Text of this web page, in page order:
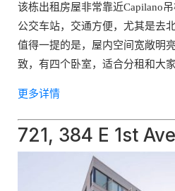
该栋出租房屋非常靠近Capilano
公交车站，交通方便，尤其是去
值得一提的是，屋内空间宽敞明
致，有四个卧室，适合分租和大家
更多详情
721, 384 E 1st